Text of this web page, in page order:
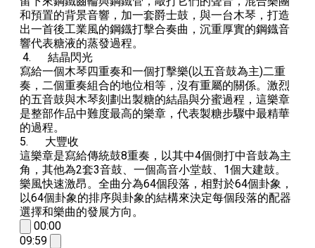
和預置的背景音響，加一套爵士鼓，與一台木琴，打造
出一首後工業風的鋼鐡打擊合奏曲，沉重厚實的鋼鐡音
響代表糖液的蒸發過程。
4.
結晶閃光
寫給一個木琴四重奏和一個打擊樂(以五音鼓為主)二重
奏，二個重奏組合的地位相等，沒有重屬的關係。 激烈
的五音鼓與木琴刻劃出製糖的結晶與分蜜過程，這樂章
是整部作品中難度最高的樂章，代表製糖步驟中最精華
的過程。
5.
大豐收
這樂章是寫給傳統鼓8重奏，以其中4個側打中音鼓為主
角 ， 其他為2套3音鼓、 一個高音小堂鼓、 1個大建鼓。
樂風快速激昂。全曲分為64個段落，相對於64個卦象，
以64個卦象的排序與卦象的結構來決定每個段落的配器
選擇和樂曲的發展方向。
00:00
09:59